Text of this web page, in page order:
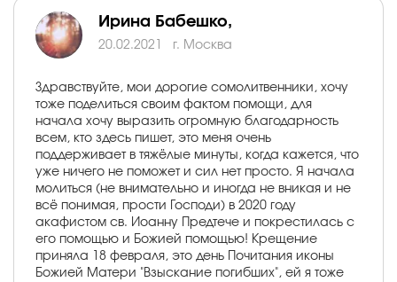
Ирина Бабешко,
20.02.2021 г. Москва
Здравствуйте, мои дорогие сомолитвенники, хочу
тоже поделиться своим фактом помощи, для
начала хочу выразить огромную благодарность
всем, кто здесь пишет, это меня очень
поддерживает в тяжёлые минуты, когда кажется, что
уже ничего не поможет и сил нет просто. Я начала
молиться (не внимательно и иногда не вникая и не
всё понимая, прости Господи) в 2020 году
акафистом св. Иоанну Предтече и покрестилась с
его помощью и Божией помощью! Крещение
приняла 18 февраля, это день Почитания иконы
Божией Матери "Взыскание погибших", ей я тоже